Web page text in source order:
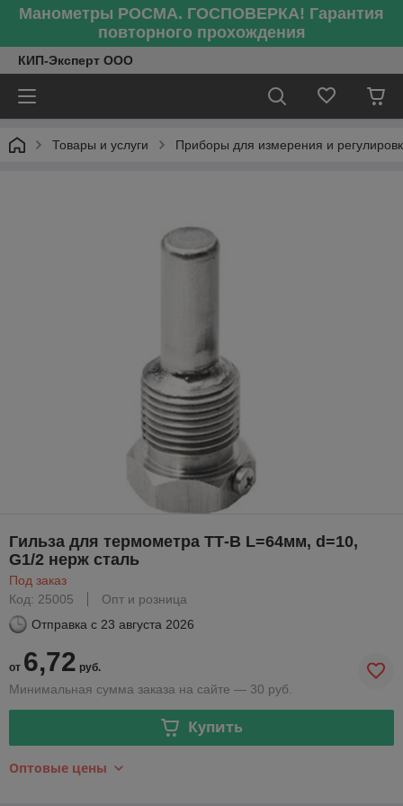
Манометры РОСМА. ГОСПОВЕРКА! Гарантия
повторного прохождения
КИП-Эксперт ООО
Товары и услуги Приборы для измерения и
Гильза для термометра ТТ-В L=64мм, d=10,
G1/2 нерж сталь
Под заказ
Код: 25005
Опт и розница
Отправка с 23 августа 2026
от 6,72 руб.
Минимальная сумма заказа на сайте — 30 руб.
Купить
Оптовые цены